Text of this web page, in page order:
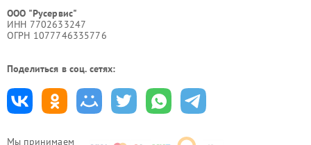
Мы принимаем
ООО "Русервис"
ИНН 7702633247
ОГРН 1077746335776
Поделиться в соц. сетях: